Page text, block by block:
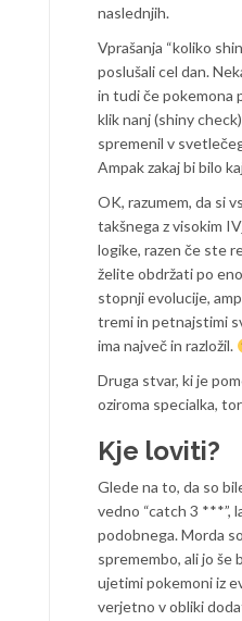
naslednjih.
Vprašanja “koliko
poslušali cel dan.
in tudi če pokemona
klik nanj (shiny
spremenil v
Ampak zakaj bi bilo
OK, razumem, da si
takšnega z visokim
logike, razen če ste
želite obdržati po
stopnji evolucije,
tremi in petnajstimi
ima največ in razložil.
Druga stvar, ki je
oziroma specialka,
Kje loviti?
Glede na to, da so
vedno “catch 3 ***”,
podobnega. Morda
spremembo, ali jo še
ujetimi pokemoni iz
verjetno v obliki